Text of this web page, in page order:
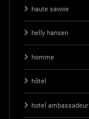
haute savoie
helly hansen
homme
hôtel
hotel ambassadeur